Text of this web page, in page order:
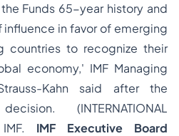
Funds 65-year history and
in favor of emerging
countries to recognize their
economy,' IMF Managing
Kahn said after the
(INTERNATIONAL
IMF Executive Board